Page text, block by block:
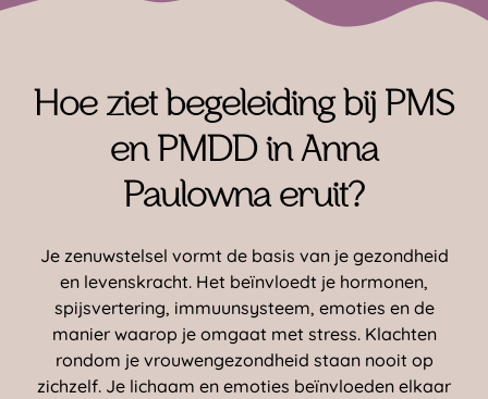
Hoe ziet begeleiding bij PMS
en PMDD in Anna
Paulowna eruit?
Je zenuwstelsel vormt de basis van je gezondheid
en levenskracht. Het beïnvloedt je hormonen,
spijsvertering, immuunsysteem, emoties en de
manier waarop je omgaat met stress. Klachten
rondom je vrouwengezondheid staan nooit op
zichzelf. Je lichaam en emoties beïnvloeden elkaar